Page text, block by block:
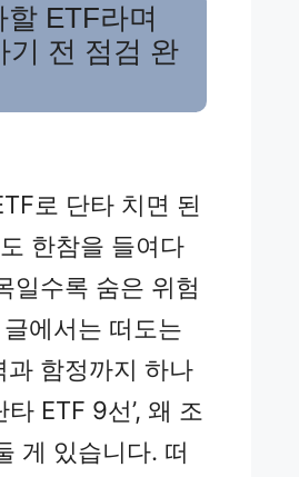
할 ETF라며
기 전 점검 완
로 단타 치면 된
한참을 들여다
일수록 숨은 위험
에서는 떠도는
과 함정까지 하나
ETF 9선’, 왜 조
게 있습니다. 떠